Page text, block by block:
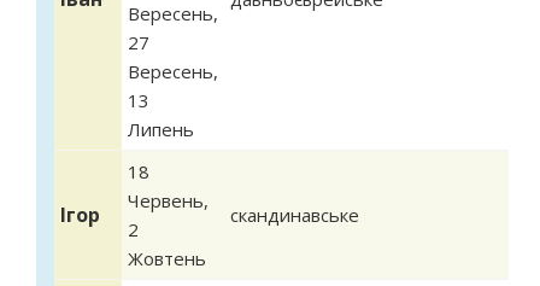
Вересень,
27
Вересень,
13
Липень
Ігор
18
Червень,
2
Жовтень
скандинавське